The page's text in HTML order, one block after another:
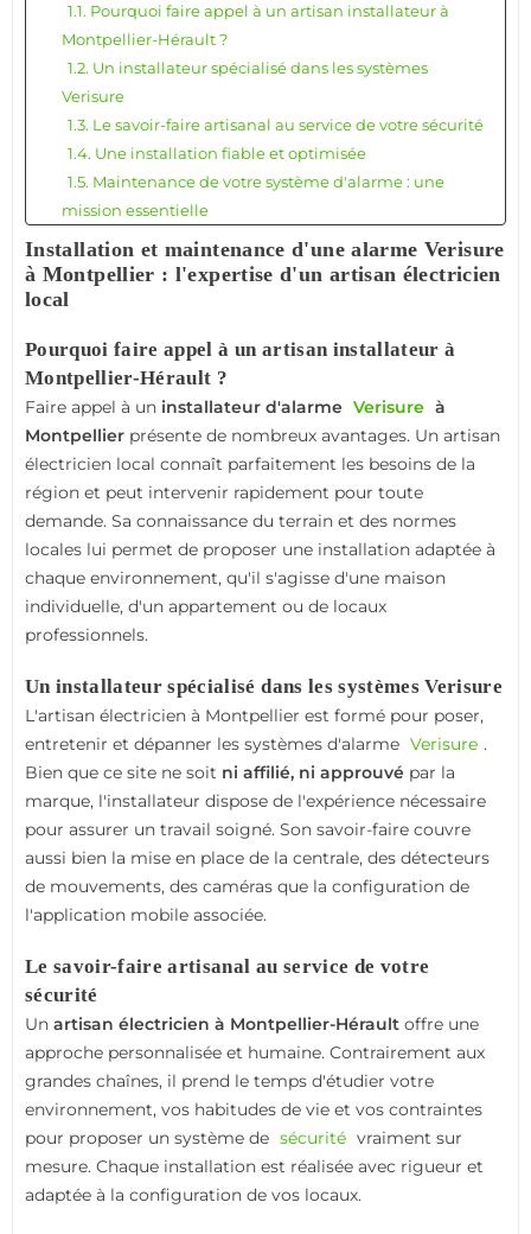
1.1. Pourquoi faire appel à un artisan installateur à
Montpellier-Hérault ?
1.2. Un installateur spécialisé dans les systèmes
Verisure
1.3. Le savoir-faire artisanal au service de votre sécurité
1.4. Une installation fiable et optimisée
1.5. Maintenance de votre système d'alarme : une
mission essentielle
1.6. Une intervention rapide et locale
1.7. Systèmes connectés et domotique
1.10. Un accompagnement sur mesure pour
particuliers et professionnels
1.11. Conclusion
Installation et maintenance d'une alarme Verisure
à Montpellier : l'expertise d'un artisan électricien
local
Pourquoi faire appel à un artisan installateur à
Montpellier-Hérault ?
Faire appel à un installateur d'alarme Verisure à
Montpellier présente de nombreux avantages. Un artisan
électricien local connaît parfaitement les besoins de la
région et peut intervenir rapidement pour toute
demande. Sa connaissance du terrain et des normes
locales lui permet de proposer une installation adaptée à
chaque environnement, qu'il s'agisse d'une maison
individuelle, d'un appartement ou de locaux
professionnels.
Un installateur spécialisé dans les systèmes Verisure
L'artisan électricien à Montpellier est formé pour poser,
entretenir et dépanner les systèmes d'alarme Verisure .
Bien que ce site ne soit ni affilié, ni approuvé par la
marque, l'installateur dispose de l'expérience nécessaire
pour assurer un travail soigné. Son savoir-faire couvre
aussi bien la mise en place de la centrale, des détecteurs
de mouvements, des caméras que la configuration de
l'application mobile associée.
Le savoir-faire artisanal au service de votre
sécurité
Un artisan électricien à Montpellier-Hérault offre une
approche personnalisée et humaine. Contrairement aux
grandes chaînes, il prend le temps d'étudier votre
environnement, vos habitudes de vie et vos contraintes
pour proposer un système de sécurité vraiment sur
mesure. Chaque installation est réalisée avec rigueur et
adaptée à la configuration de vos locaux.